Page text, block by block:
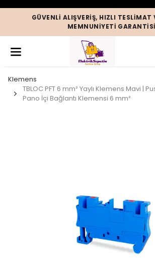
GÜVENLI ALIŞVERIŞ, HIZLI TESLIMAT
MEMNUNIYETI
Klemens
TBLOC PFT 6 mm² Yaylı Klemens Mavi |
Pano İçi Bağlantı Klemensi 6 mm²